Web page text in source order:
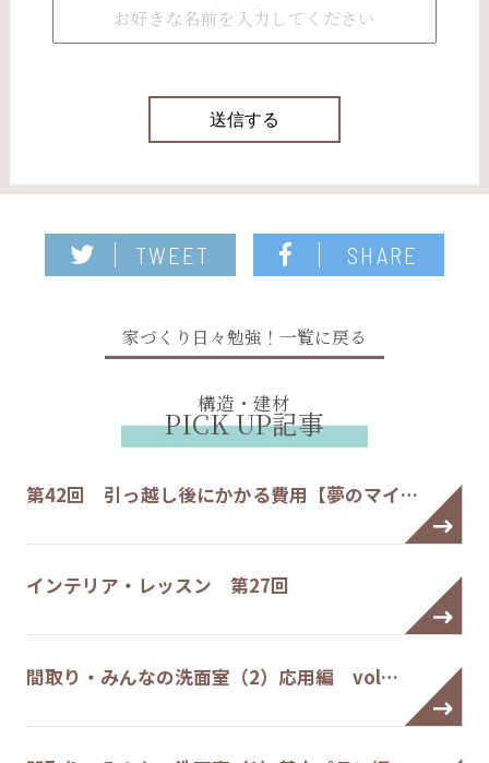
TWEET SHARE
家づくり日々勉強！一覧に戻る
構造・建材
PICK UP記事
第42回 引っ越し後にかかる費用【夢のマイ…
インテリア・レッスン 第27回
間取り・みんなの洗面室（2）応用編 vol…